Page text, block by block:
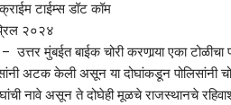
टाईम्स डॉट कॉम
२०२४
उत्तर मुंबईत बाईक चोरी करणार्‍या एका
अटक केली असून या दोघांकडून
नावे असून ते दोघेही मूळचे राजस्थानचे